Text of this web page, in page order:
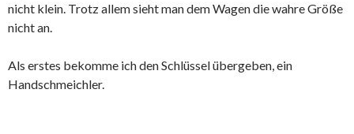
nicht klein. Trotz allem sieht man dem Wagen die wahre Größe
nicht an.
Als erstes bekomme ich den Schlüssel übergeben, ein
Handschmeichler.